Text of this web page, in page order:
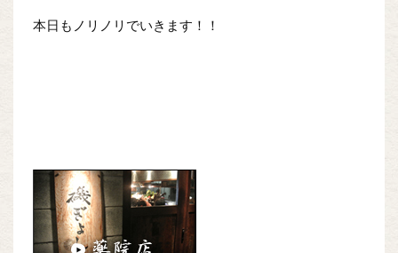
本日もノリノリでいきます！！